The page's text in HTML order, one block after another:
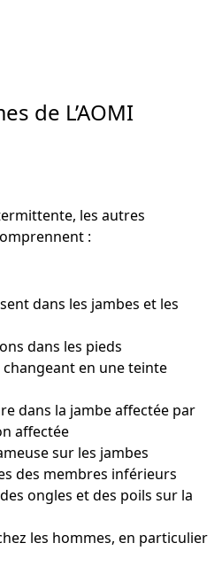
de L’AOMI
les autres
:
dans les jambes et les
dans les pieds
en une teinte
dans la jambe affectée par
affectée
sur les jambes
des membres inférieurs
ongles et des poils sur la
les hommes, en particulier